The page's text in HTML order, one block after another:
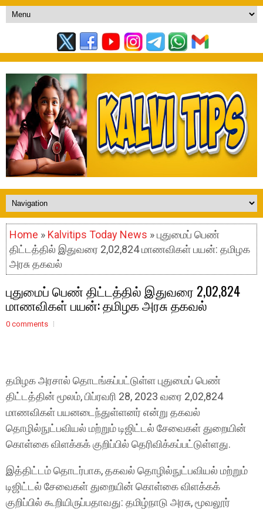
Home » Kalvitips Today News » புதுமைப் பெண்
திட்டத்தில் இதுவரை 2,02,824 மாணவிகள் பயன்: தமிழக
அரசு தகவல்
புதுமைப் பெண் திட்டத்தில் இதுவரை 2,02,824
மாணவிகள் பயன்: தமிழக அரசு தகவல்
0 comments
தமிழக அரசால் தொடங்கப்பட்டுள்ள புதுமைப் பெண்
திட்டத்தின் மூலம், பிப்ரவரி 28, 2023 வரை 2,02,824
மாணவிகள் பயனடைந்துள்ளனர் என்று தகவல்
தொழில்நுட்பவியல் மற்றும் டிஜிட்டல் சேவைகள் துறையின்
கொள்கை விளக்கக் குறிப்பில் தெரிவிக்கப்பட்டுள்ளது.
இத்திட்டம் தொடர்பாக, தகவல் தொழில்நுட்பவியல் மற்றும்
டிஜிட்டல் சேவைகள் துறையின் கொள்கை விளக்கக்
குறிப்பில் கூறியிருப்பதாவது: தமிழ்நாடு அரசு, மூவலூர்